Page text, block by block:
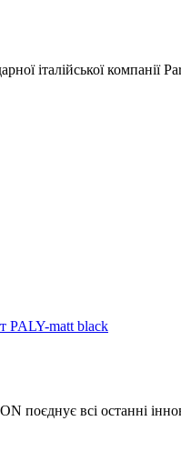
італійської компанії
PALY-matt black
поєднує всі останні